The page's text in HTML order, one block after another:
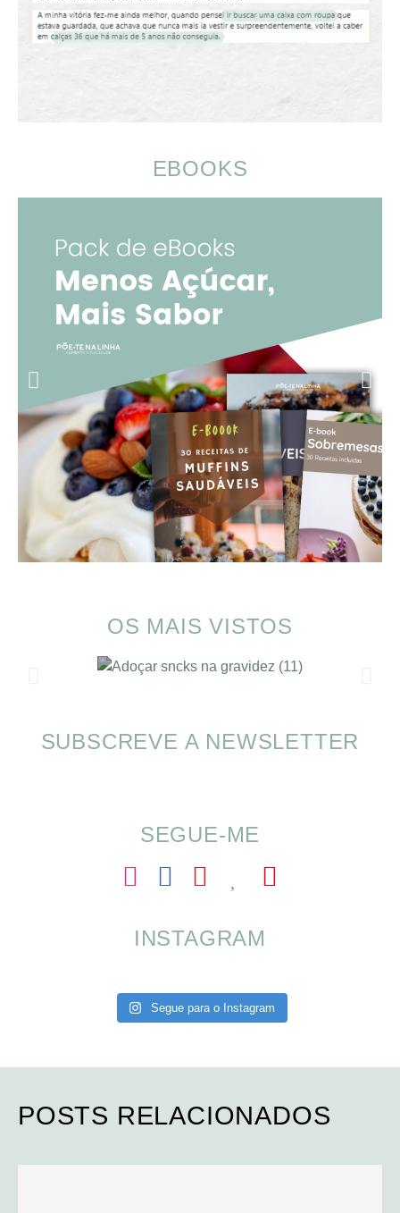
EBOOKS
OS MAIS VISTOS
SOMP (SOP): 5 Ideias de Pequenos Almoços
SUBSCREVE A NEWSLETTER
SEGUE-ME
INSTAGRAM
Segue para o Instagram
POSTS RELACIONADOS